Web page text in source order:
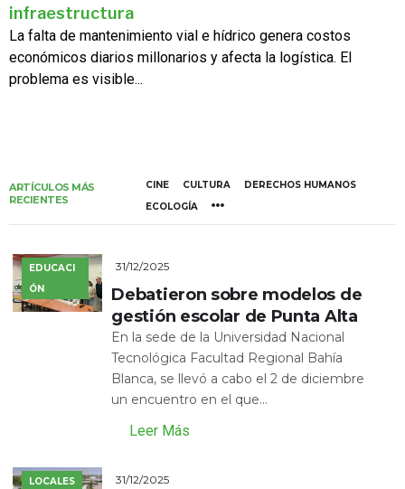
infraestructura
La falta de mantenimiento vial e hídrico genera costos
económicos diarios millonarios y afecta la logística. El
problema es visible...
ARTÍCULOS MÁS
RECIENTES
CINE CULTURA
DERECHOS HUMANOS
ECOLOGÍA
EDUCACI
ÓN
31/12/2025
Debatieron sobre modelos de
gestión escolar de Punta Alta
En la sede de la Universidad Nacional
Tecnológica Facultad Regional Bahía
Blanca, se llevó a cabo el 2 de diciembre
un encuentro en el que...
Leer Más
LOCALES 31/12/2025